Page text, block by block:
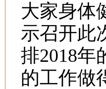
大家身体
示召开此
排2018年
的工作做